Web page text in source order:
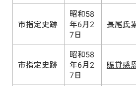
市指定史跡
昭和58
年6月2
7日
長尾氏
市指定史跡
昭和58
年6月2
7日
賑貸感